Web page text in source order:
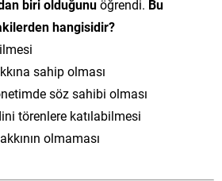
biri olduğunuöğrendi. Bu
hangisidir?
sahip olması
söz sahibi olması
törenlere katılabilmesi
olmaması